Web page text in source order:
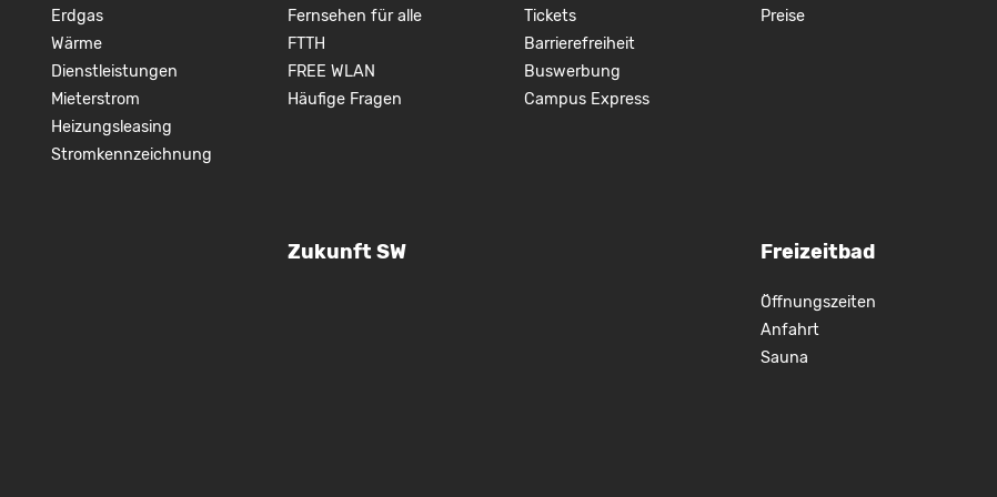
Erdgas
Wärme
Dienstleistungen
Mieterstrom
Heizungsleasing
Stromkennzeichnung
Fernsehen für alle
FTTH
FREE WLAN
Häufige Fragen
Tickets
Barrierefreiheit
Buswerbung
Campus Express
Preise
Zukunft SW Freizeitbad
Öffnungszeiten
Anfahrt
Sauna